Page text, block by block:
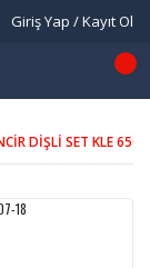
Giriş Yap / Kayıt Ol
DİŞLİ SET KLE 650